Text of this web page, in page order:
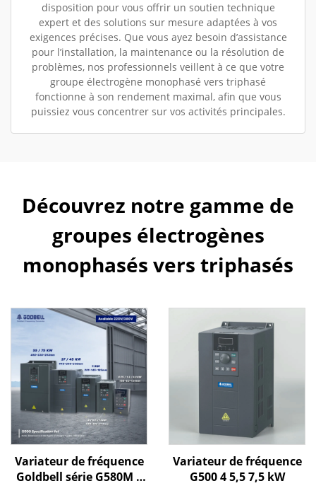
disposition pour vous offrir un soutien technique
expert et des solutions sur mesure adaptées à vos
exigences précises. Que vous ayez besoin d’assistance
pour l’installation, la maintenance ou la résolution de
problèmes, nos professionnels veillent à ce que votre
groupe électrogène monophasé vers triphasé
fonctionne à son rendement maximal, afin que vous
puissiez vous concentrer sur vos activités principales.
Découvrez notre gamme de
groupes électrogènes
monophasés vers triphasés
Variateur de fréquence
Goldbell série G580M |
Variateur de fréquence
G500 4 5,5 7,5 kW